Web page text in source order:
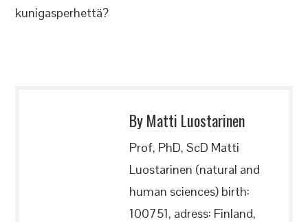
kunigasperhettä?
By Matti Luostarinen
Prof, PhD, ScD Matti
Luostarinen (natural and
human sciences) birth:
100751, adress: Finland,